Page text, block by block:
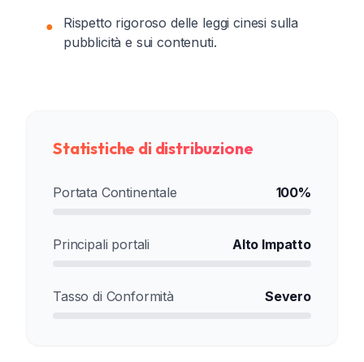
●
Rispetto rigoroso delle leggi cinesi sulla
pubblicità e sui contenuti.
Statistiche di distribuzione
Portata Continentale 100%
Principali portali Alto Impatto
Tasso di Conformità Severo